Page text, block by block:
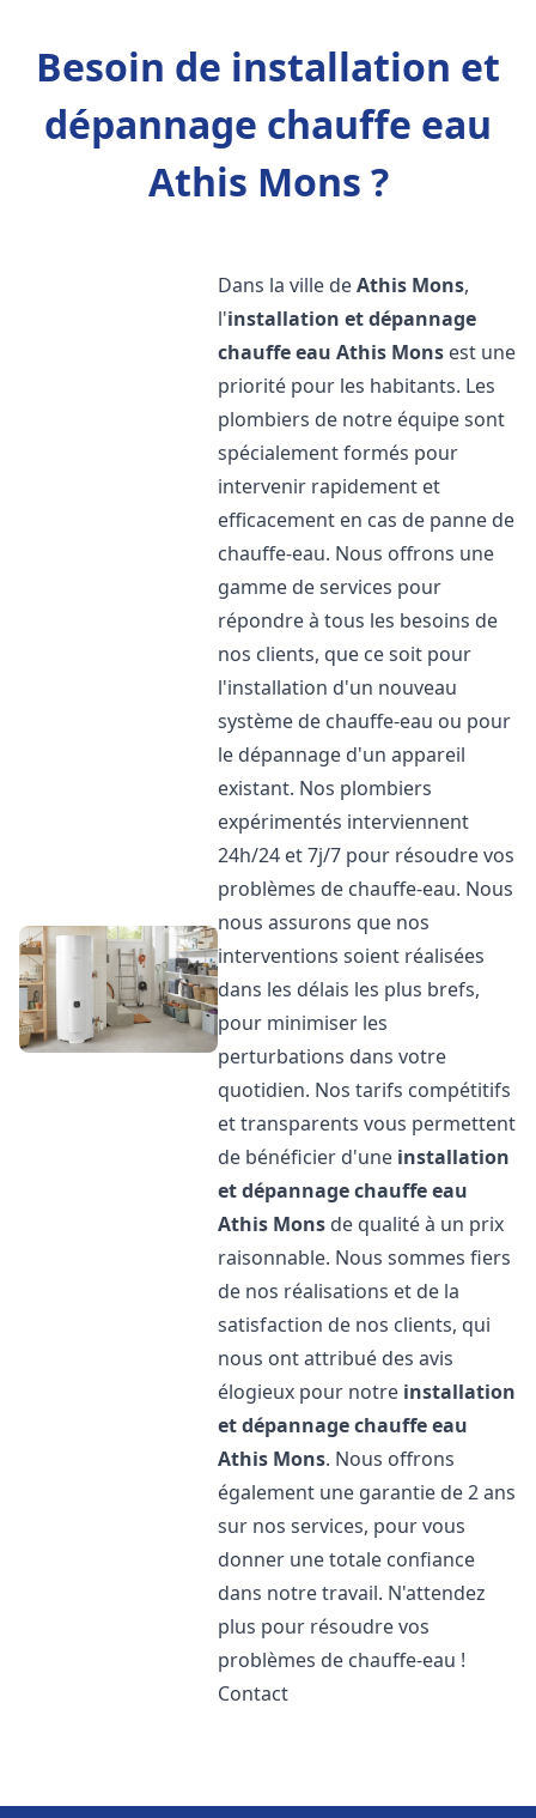
Besoin de installation et
dépannage chauffe eau
Athis Mons ?
Dans la ville deAthis Mons,
l'installation et dépannage
chauffe eau Athis Mons est une
priorité pour les habitants. Les
plombiers de notre équipe sont
spécialement formés pour
intervenir rapidement et
efficacement en cas de panne de
chauffe-eau. Nous offrons une
gamme de services pour
répondre à tous les besoins de
nos clients, que ce soit pour
l'installation d'un nouveau
système de chauffe-eau ou pour
le dépannage d'un appareil
existant. Nos plombiers
expérimentés interviennent
24h/24 et 7j/7 pour résoudre vos
problèmes de chauffe-eau. Nous
nous assurons que nos
interventions soient réalisées
dans les délais les plus brefs,
pour minimiser les
perturbations dans votre
quotidien. Nos tarifs compétitifs
et transparents vous permettent
de bénéficier d'une installation
et dépannage chauffe eau
Athis Mons de qualité à un prix
raisonnable. Nous sommes fiers
de nos réalisations et de la
satisfaction de nos clients, qui
nous ont attribué des avis
élogieux pour notre installation
et dépannage chauffe eau
Athis Mons. Nous offrons
également une garantie de 2 ans
sur nos services, pour vous
donner une totale confiance
dans notre travail. N'attendez
plus pour résoudre vos
problèmes de chauffe-eau !
Contact